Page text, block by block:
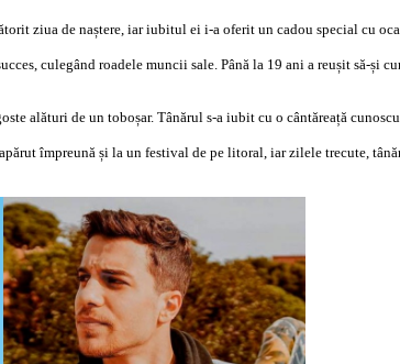
ziua de naștere, iar iubitul ei i-a oferit un cadou special cu
culegând roadele muncii sale. Până la 19 ani a reușit să-și
alături de un toboșar. Tânărul s-a iubit cu o cântăreață
împreună și la un festival de pe litoral, iar zilele trecute,